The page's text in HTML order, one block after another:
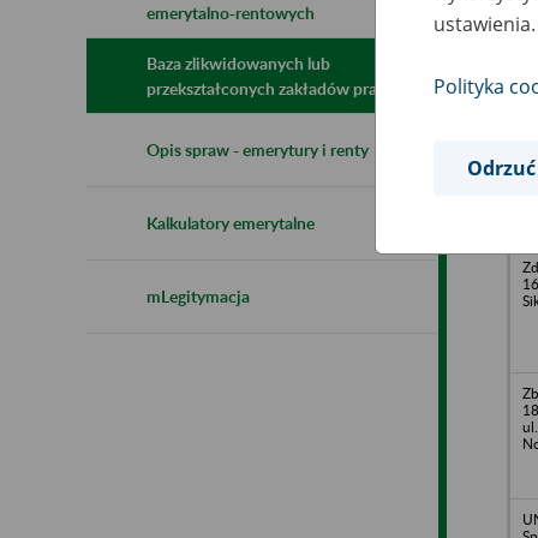
emerytalno-rentowych
Baza zlikwidowanych lub
przekształconych zakładów pracy
Opis spraw - emerytury i renty
Kalkulatory emerytalne
mLegitymacja
Polityka